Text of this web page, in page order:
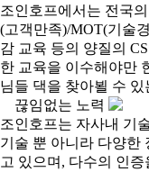
조인호프에서는 전국
(고객만족)/MOT(기술
감 교육 등의 양질의
한 교육을 이수해야만
님들 댁을 찾아뵐 수
끊임없는 노력
조인호프는 자사내 기
기술 뿐 아니라 다양한
고 있으며, 다수의 인